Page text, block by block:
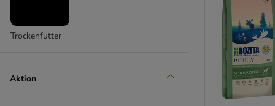
Chewies
Coya
Trockenfutter
Aktion